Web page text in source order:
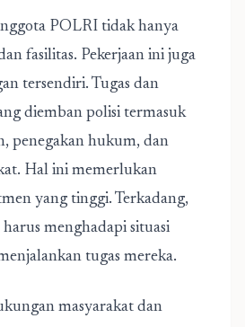
POLRI tidak hanya
fasilitas. Pekerjaan ini juga
tersendiri. Tugas dan
diemban polisi termasuk
penegakan hukum, dan
Hal ini memerlukan
yang tinggi. Terkadang,
menghadapi situasi
tugas mereka.
masyarakat dan